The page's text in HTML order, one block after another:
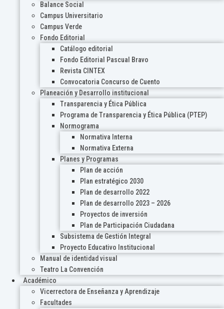
Balance Social
Campus Universitario
Campus Verde
Fondo Editorial
Catálogo editorial
Fondo Editorial Pascual Bravo
Revista CINTEX
Convocatoria Concurso de Cuento
Planeación y Desarrollo institucional
Transparencia y Ética Pública
Programa de Transparencia y Ética Pública (PTEP)
Normograma
Normativa Interna
Normativa Externa
Planes y Programas
Plan de acción
Plan estratégico 2030
Plan de desarrollo 2022
Plan de desarrollo 2023 – 2026
Proyectos de inversión
Plan de Participación Ciudadana
Subsistema de Gestión Integral
Proyecto Educativo Institucional
Manual de identidad visual
Teatro La Convención
Académico
Vicerrectora de Enseñanza y Aprendizaje
Facultades